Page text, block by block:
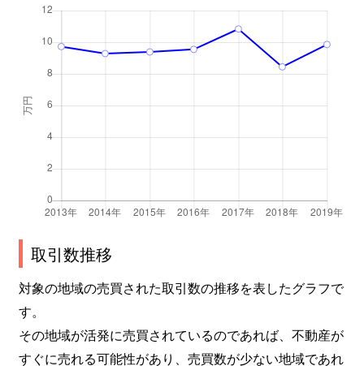
取引数推移
対象の地域の売買された取引数の推移を表したグラフで
す。
その地域が活発に売買されているのであれば、不動産が
すぐに売れる可能性があり、売買数が少ない地域であれ